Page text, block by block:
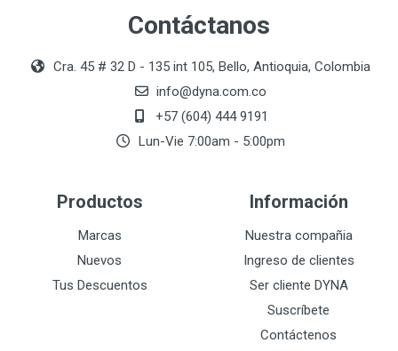
Contáctanos
Cra. 45 # 32 D - 135 int 105, Bello, Antioquia, Colombia
info@dyna.com.co
+57 (604) 444 9191
Lun-Vie 7:00am - 5:00pm
Productos
Marcas
Nuevos
Tus Descuentos
Información
Nuestra compañia
Ingreso de clientes
Ser cliente DYNA
Suscríbete
Contáctenos